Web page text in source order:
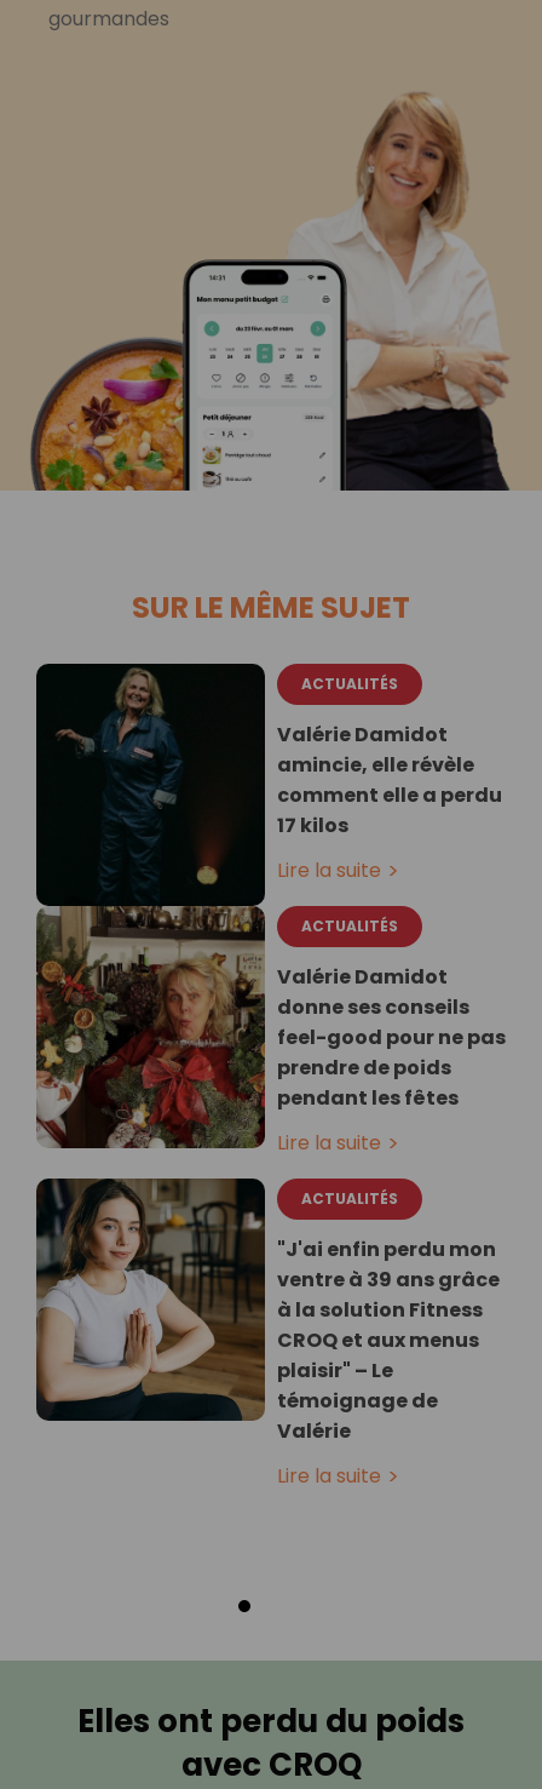
gourmandes
SUR LE MÊME SUJET
ACTUALITÉS
Valérie Damidot
amincie, elle révèle
comment elle a perdu
17 kilos
Lire la suite
ACTUALITÉS
Valérie Damidot
donne ses conseils
feel-good pour ne pas
prendre de poids
pendant les fêtes
Lire la suite
ACTUALITÉS
"J'ai enfin perdu mon
ventre à 39 ans grâce
à la solution Fitness
CROQ et aux menus
plaisir" – Le
témoignage de
Valérie
Lire la suite
Elles ont perdu du poids
avec CROQ